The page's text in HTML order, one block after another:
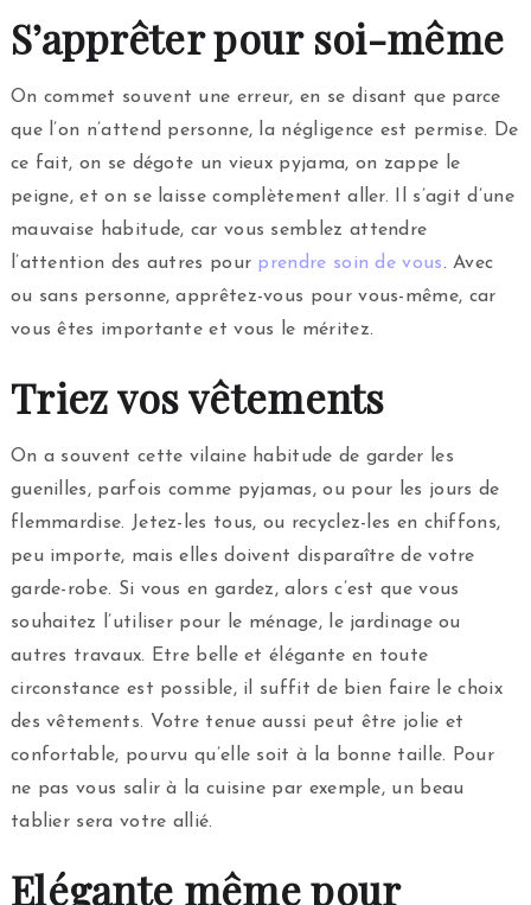
S’apprêter pour soi-même
On commet souvent une erreur, en se disant que parce
que l’on n’attend personne, la négligence est permise. De
ce fait, on se dégote un vieux pyjama, on zappe le
peigne, et on se laisse complètement aller. Il s’agit d’une
mauvaise habitude, car vous semblez attendre
l’attention des autres pour prendre soin de vous. Avec
ou sans personne, apprêtez-vous pour vous-même, car
vous êtes importante et vous le méritez.
Triez vos vêtements
On a souvent cette vilaine habitude de garder les
guenilles, parfois comme pyjamas, ou pour les jours de
flemmardise. Jetez-les tous, ou recyclez-les en chiffons,
peu importe, mais elles doivent disparaître de votre
garde-robe. Si vous en gardez, alors c’est que vous
souhaitez l’utiliser pour le ménage, le jardinage ou
autres travaux. Etre belle et élégante en toute
circonstance est possible, il suffit de bien faire le choix
des vêtements. Votre tenue aussi peut être jolie et
confortable, pourvu qu’elle soit à la bonne taille. Pour
ne pas vous salir à la cuisine par exemple, un beau
tablier sera votre allié.
Elégante même pour